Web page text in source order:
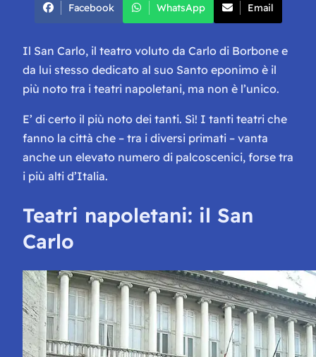
Facebook WhatsApp Email
Il San Carlo, il teatro voluto da Carlo di Borbone e
da lui stesso dedicato al suo Santo eponimo è il
più noto tra i teatri napoletani, ma non è l’unico.
E’ di certo il più noto dei tanti. Sì! I tanti teatri che
fanno la città che – tra i diversi primati – vanta
anche un elevato numero di palcoscenici, forse tra
i più alti d’Italia.
Teatri napoletani: il San
Carlo